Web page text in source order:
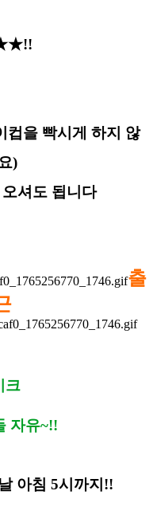
컵을 빡시게 하지 않
)
셔도 됩니다
출
크
자유~!!
아침 5시까지!!